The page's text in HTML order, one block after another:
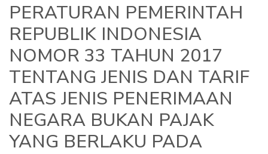
PERATURAN PEMERINTAH
REPUBLIK INDONESIA
NOMOR 33 TAHUN 2017
TENTANG JENIS DAN TARIF
ATAS JENIS PENERIMAAN
NEGARA BUKAN PAJAK
YANG BERLAKU PADA